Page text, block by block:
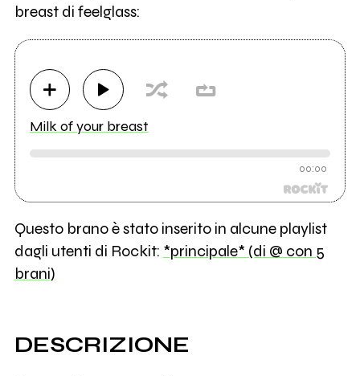
breast di feelglass:
Milk of your breast
00:00
Questo brano è stato inserito in alcune playlist
dagli utenti di Rockit: *principale* (di @ con 5
brani)
DESCRIZIONE